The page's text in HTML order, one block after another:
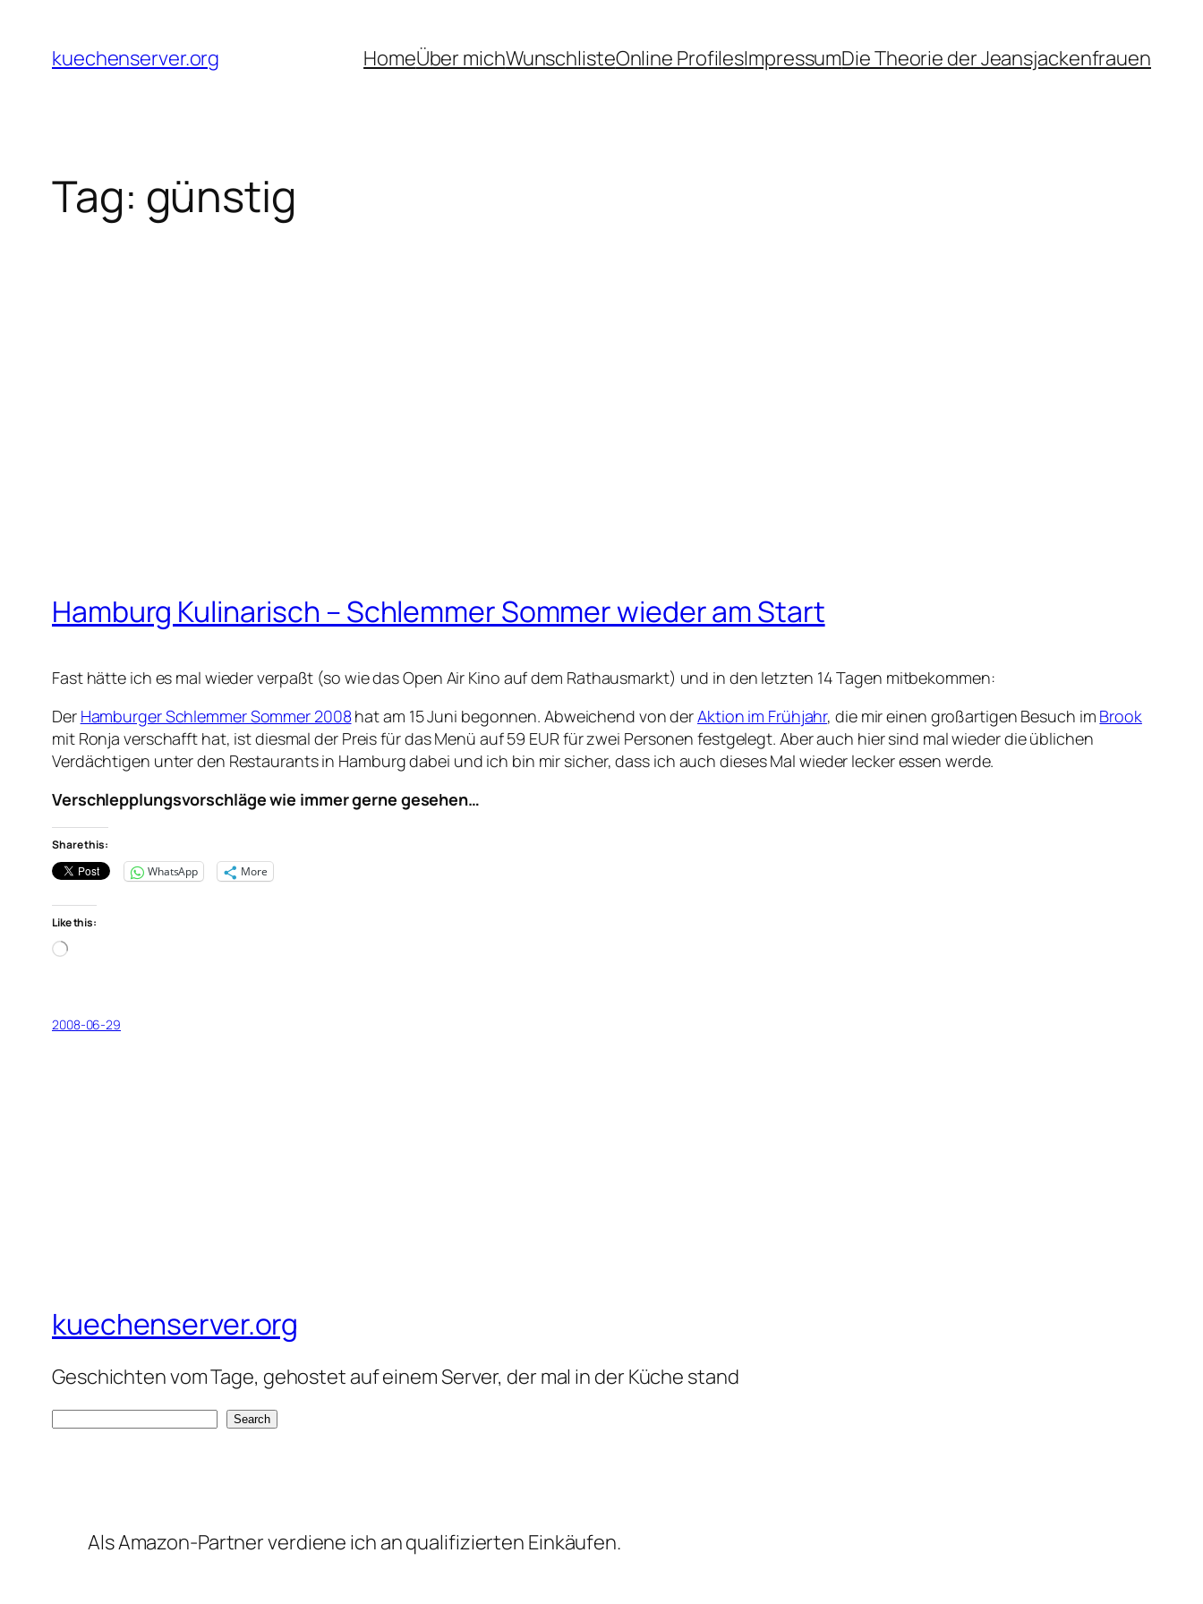
content
kuechenserver.org HomeÜber michWunschlisteOnline ProfilesImpressumDie Theorie der Jeansjackenfrauen
Tag: günstig
Hamburg Kulinarisch – Schlemmer Sommer wieder am Start
Fast hätte ich es mal wieder verpaßt (so wie das Open Air Kino auf dem Rathausmarkt) und in den letzten 14 Tagen mitbekommen:
Der Hamburger Schlemmer Sommer 2008hat am 15 Juni begonnen. Abweichend von derAktion im Frühjahr, die mir einen großartigen Besuch im Brook
mit Ronja verschafft hat, ist diesmal der Preis für das Menü auf 59 EUR für zwei Personen festgelegt. Aber auch hier sind mal wieder die üblichen
Verdächtigen unter den Restaurants in Hamburg dabei und ich bin mir sicher, dass ich auch dieses Mal wieder lecker essen werde.
Verschlepplungsvorschläge wie immer gerne gesehen…
Share this:
WhatsApp
More
Like this:
Loading…
2008-06-29
kuechenserver.org
Geschichten vom Tage, gehostet auf einem Server, der mal in der Küche stand
S
Search
Als Amazon-Partner verdiene ich an qualifizierten Einkäufen.